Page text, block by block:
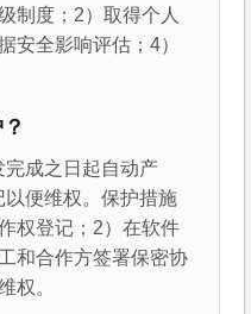
制度；2）取得个人
安全影响评估；4）
成之日起自动产
便维权。保护措施
权登记；2）在软件
和合作方签署保密协
权。